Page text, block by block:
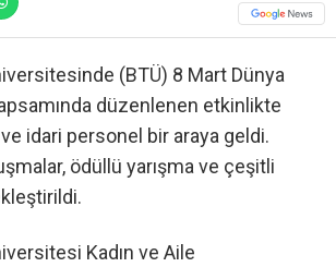
(BTÜ) 8 Mart Dünya
düzenlenen etkinlikte
idari personel bir araya geldi.
ödüllü yarışma ve çeşitli
Kadın ve Aile